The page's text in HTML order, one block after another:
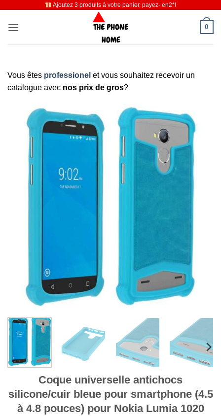
contenu
Ajoutez 3 produits à votre panier, payez- en2*!
0
Vous êtes professionel et vous souhaitez recevoir un
catalogue avec nos prix de gros?
Coque universelle antichocs
silicone/cuir bleue pour smartphone (4.5
à 4.8 pouces) pour Nokia Lumia 1020